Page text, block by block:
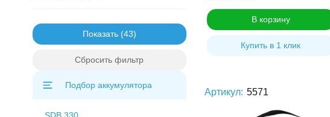
В корзину
Купить в 1 клик
Артикул: 5571
Показать
Сбросить фильтр
Подбор аккумулятора